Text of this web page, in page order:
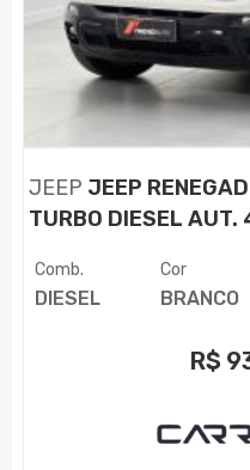
JEEP JEEP
TURBO DIESEL AUT.
Comb.
DIESEL
Cor
BRANCO
R$